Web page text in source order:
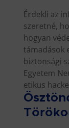
Érdekli az
szeretné,
hogyan
támadások
biztonsági
Egyetem
etikus